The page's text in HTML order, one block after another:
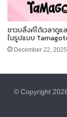
ชาวบลิ้งค์ได้เวลาดูแ
ในรูปแบบ
December 22, 2025
© Copyright